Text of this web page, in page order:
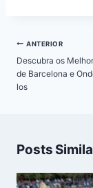
Navegação
de
Post
ANTERIOR
Descubra os
de Barcelona e
los
Posts